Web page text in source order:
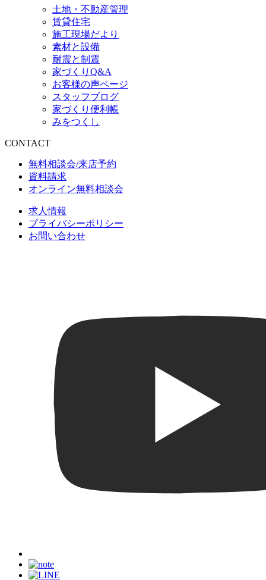
土地・不動産管理
賃貸住宅
施工現場だより
素材と設備
耐震と制震
家づくりQ&A
お客様の声ページ
スタッフブログ
家づくり便利帳
みをつくし
CONTACT
無料相談会/来店予約
資料請求
オンライン無料相談会
求人情報
プライバシーポリシー
お問い合わせ